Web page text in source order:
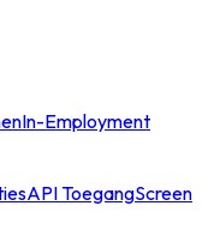
In-Employment
API ToegangScreen